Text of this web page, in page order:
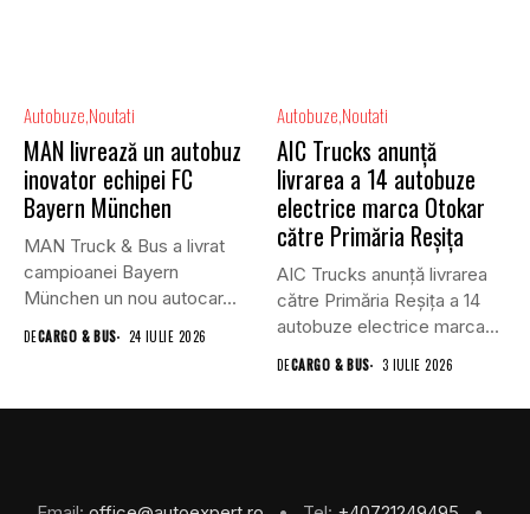
Autobuze Noutati
MAN livrează un autobuz
inovator echipei FC
Bayern München
MAN Truck & Bus a livrat
campioanei Bayern
München un nou autocar...
DECARGO & BUS 24 IULIE 2026
Autobuze Noutati
AIC Trucks anunță
livrarea a 14 autobuze
electrice marca Otokar
către Primăria Reșița
AIC Trucks anunță livrarea
către Primăria Reșița a 14
autobuze electrice marca...
DECARGO & BUS 3 IULIE 2026